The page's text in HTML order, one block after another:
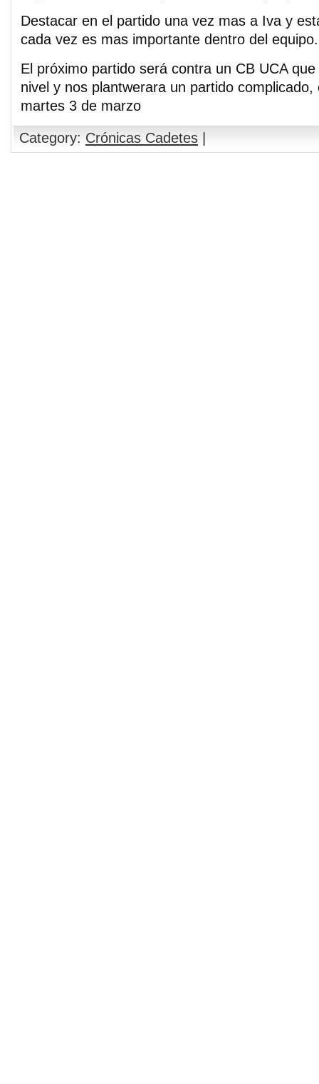
Destacar en el partido una vez mas a Iva y
cada vez es mas importante dentro del equipo.
El próximo partido será contra un CB UCA
nivel y nos plantwerara un partido
martes 3 de marzo
Category: Crónicas Cadetes |